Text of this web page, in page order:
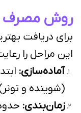
روش
برای دریافت
این مراحل را
آماده‌سازی:
(شوینده و
زمان‌بندی: